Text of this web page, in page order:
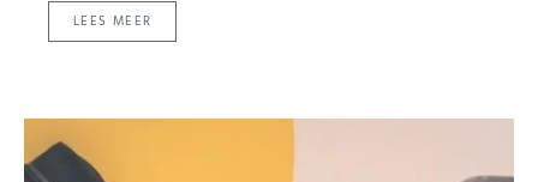
LEES MEER